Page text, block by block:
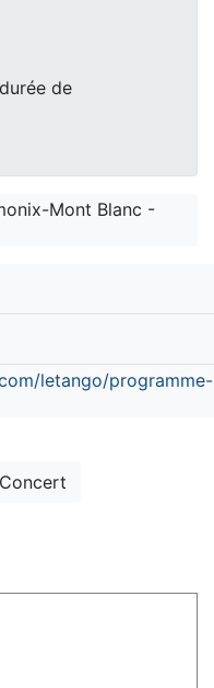
de
Mont Blanc -
letango/programme-